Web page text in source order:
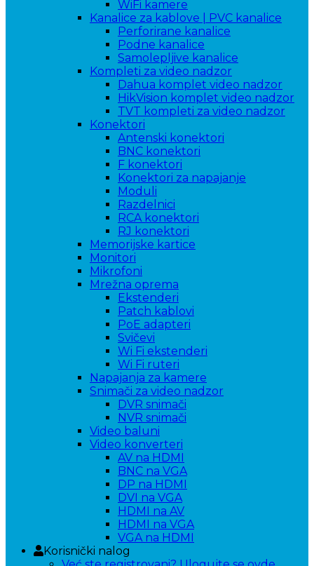
WiFi kamere
Kanalice za kablove | PVC kanalice
Perforirane kanalice
Podne kanalice
Samolepljive kanalice
Kompleti za video nadzor
Dahua komplet video nadzor
HikVision komplet video nadzor
TVT kompleti za video nadzor
Konektori
Antenski konektori
BNC konektori
F konektori
Konektori za napajanje
Moduli
Razdelnici
RCA konektori
RJ konektori
Memorijske kartice
Monitori
Mikrofoni
Mrežna oprema
Ekstenderi
Patch kablovi
PoE adapteri
Svičevi
Wi Fi ekstenderi
Wi Fi ruteri
Napajanja za kamere
Snimači za video nadzor
DVR snimači
NVR snimači
Video baluni
Video konverteri
AV na HDMI
BNC na VGA
DP na HDMI
DVI na VGA
HDMI na AV
HDMI na VGA
VGA na HDMI
Korisnički nalog